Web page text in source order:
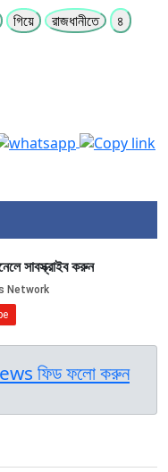
গিয়ে রাজধানীতে
৪
সাবস্ক্রাইব করুন
ফিড ফলো করুন